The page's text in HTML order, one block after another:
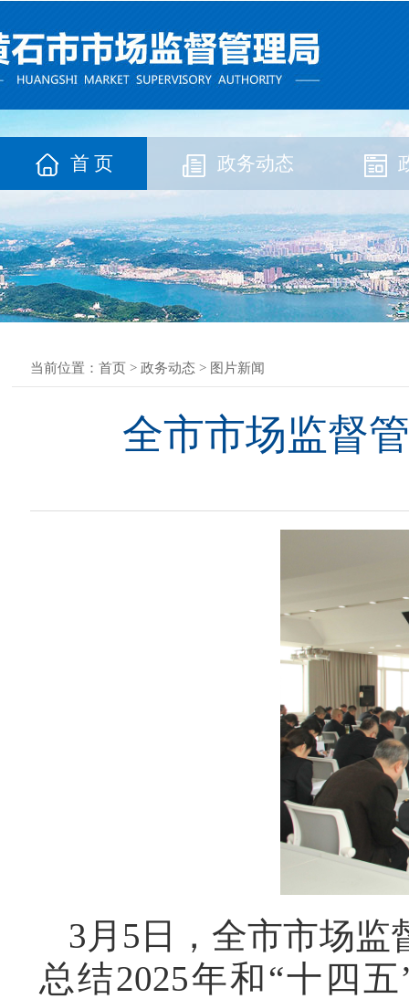
首 页 政务动态
当前位置： 首页 > 政务动态 > 图片新闻
全市市场监督
3月5日，全市市场监
总结2025年和“十四